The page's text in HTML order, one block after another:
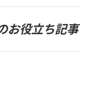
お役立ち記事